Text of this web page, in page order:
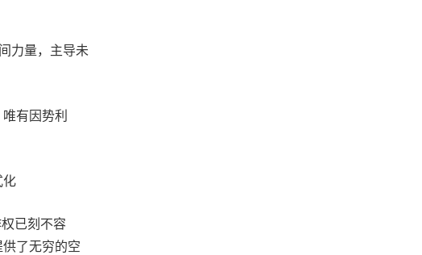
力量，主导未
有因势利
化
已刻不容
了无穷的空